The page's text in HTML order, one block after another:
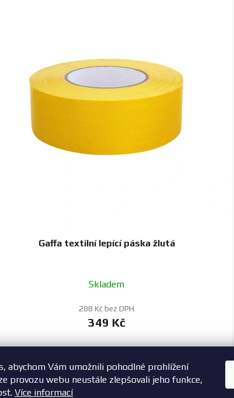
abychom Vám umožnili pohodlné prohlížení
provozu webu neustále zlepšovali jeho funkce,
Více informací
Gaffa textilní lepící páska žlutá
Skladem
288 Kč bez DPH
349 Kč
+420 603 785 748